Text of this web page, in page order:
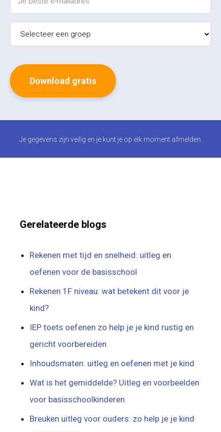
Je gegevens zijn veilig en je kunt je op elk moment afmelden.
Gerelateerde blogs
Rekenen met tijd en snelheid: uitleg en
oefenen voor de basisschool
Rekenen 1F niveau: wat betekent dit voor je
kind?
IEP toets oefenen zo help je je kind rustig en
gericht voorbereiden
Inhoudsmaten: uitleg en oefenen met je kind
Wat is het gemiddelde? Uitleg en voorbeelden
voor basisschoolkinderen
Breuken uitleg voor ouders: zo help je je kind